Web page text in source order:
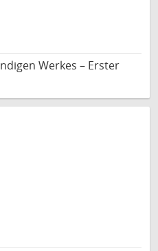
Werkes – Erster